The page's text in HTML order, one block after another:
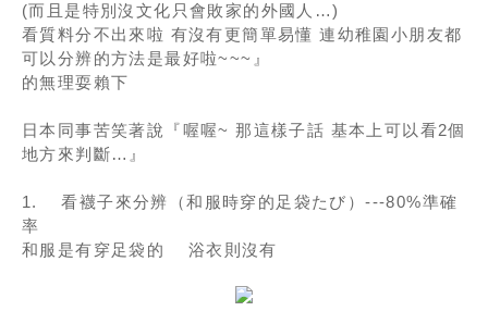
(而且是特別沒文化只會敗家的外國人…)
看質料分不出來啦 有沒有更簡單易懂 連幼稚園小朋友都
可以分辨的方法是最好啦~~~』
的無理耍賴下
日本同事苦笑著說『喔喔~ 那這樣子話 基本上可以看2個
地方來判斷…』
1. 看襪子來分辨（和服時穿的足袋たび）---80%準確
率
和服是有穿足袋的 浴衣則沒有